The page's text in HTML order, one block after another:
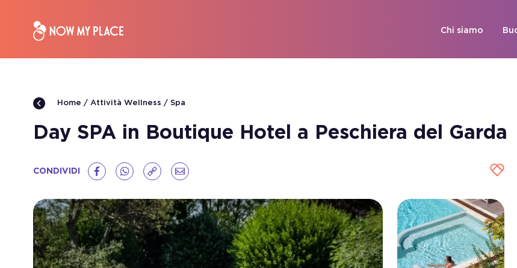
Chi siamo
Home Attività Wellness Spa
Day SPA in Boutique Hotel a Peschiera del Garda
CONDIVIDI